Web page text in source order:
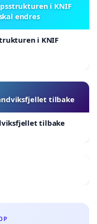
i KNIF
endres
i KNIF
tilbake
tilbake